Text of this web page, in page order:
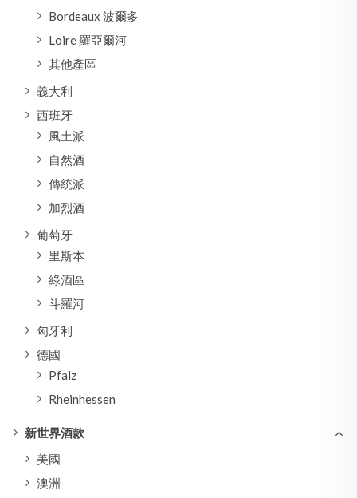
Bordeaux 波爾多
Loire 羅亞爾河
其他產區
義大利
西班牙
風土派
自然酒
傳統派
加烈酒
葡萄牙
里斯本
綠酒區
斗羅河
匈牙利
德國
Pfalz
Rheinhessen
新世界酒款
美國
澳洲